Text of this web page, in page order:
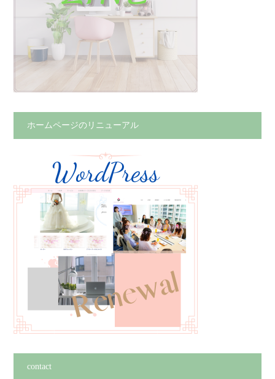
ホームページのリニューアル
contact